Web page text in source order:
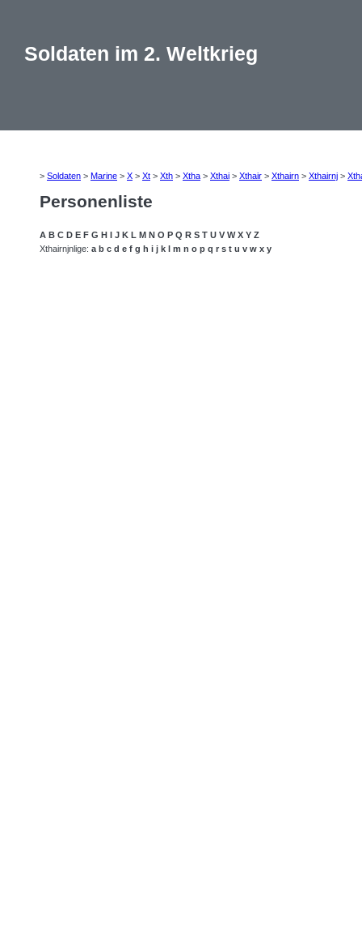
Soldaten im 2. Weltkrieg
> Soldaten > Marine > X > Xt > Xth > Xtha > Xthai > Xthair > Xthairn > Xthairnj >
Personenliste
A B C D E F G H I J K L M N O P Q R S T U V W X Y Z
Xthairnjnlige: a b c d e f g h i j k l m n o p q r s t u v w x y